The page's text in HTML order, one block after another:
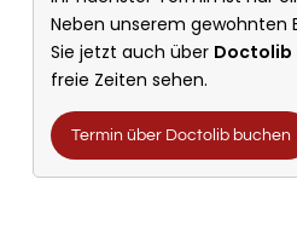
Neben unserem gewohnten
Sie jetzt auch über Doctolib
freie Zeiten sehen.
Termin über Doctolib buchen